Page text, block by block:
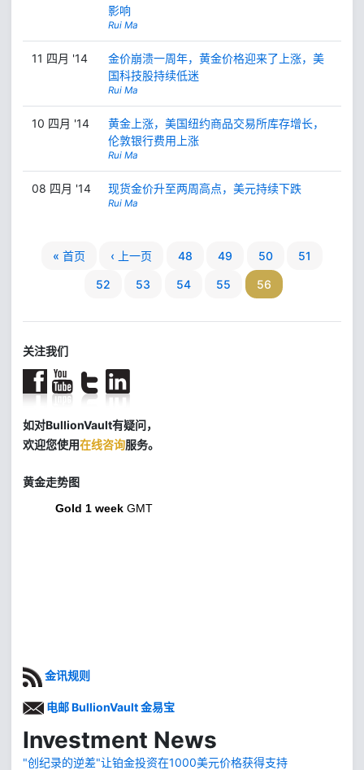
影响
Rui Ma
11 四月 '14
金价崩溃一周年，黄金价格迎来了上涨，美
国科技股持续低迷
Rui Ma
10 四月 '14
黄金上涨，美国纽约商品交易所库存增长，
伦敦银行费用上涨
Rui Ma
08 四月 '14 现货金价升至两周高点，美元持续下跌
Rui Ma
« 首页 ‹ 上一页 48 49 50 51
52 53 54 55 56
关注我们
如对BullionVault有疑问，
欢迎您使用在线咨询服务。
黄金走势图
Gold 1 week GMT
金讯规则
电邮 BullionVault 金易宝
Investment News
"创纪录的逆差"让铂金投资在1000美元价格获得支持